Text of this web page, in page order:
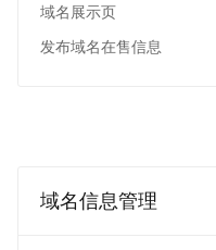
域名展示页
发布域名在售信息
域名信息管理